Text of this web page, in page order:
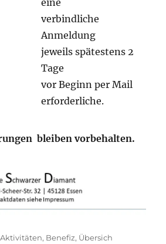
eine
verbindliche
Anmeldung
jeweils spätestens 2
Tage
vor Beginn per Mail
erforderliche.
bleiben vorbehalten.
Aktivitäten, Benefiz, Übersich